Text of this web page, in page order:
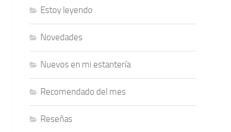
Estoy leyendo
Novedades
Nuevos en mi estantería
Recomendado del mes
Reseñas